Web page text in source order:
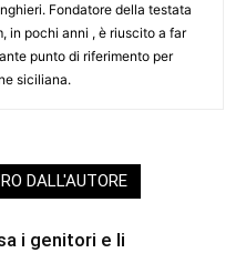
Fondatore della testata
in pochi anni , è riuscito a far
punto di riferimento per
siciliana.
DALL'AUTORE
i genitori e li